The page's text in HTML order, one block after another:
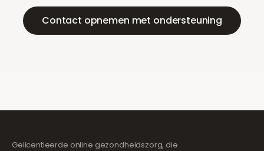
Contact opnemen met ondersteuning
Gelicentieerde online gezondheidszorg, die